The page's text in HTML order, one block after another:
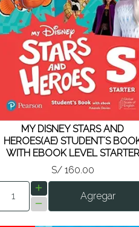
MY DISNEY STARS AND
HEROES(AE) STUDENT´S
WITH EBOOK LEVEL STARTER
S/ 160.00
Agregar